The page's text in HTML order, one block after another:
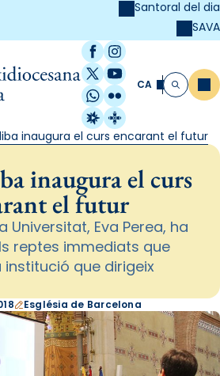
Santoral del dia
SAVA
Facebook
Instagram
X / Twitter
YouTube
WhatsApp
Flickr
Radio Estel
Catalunya
CA Cerca
inaugura el curs encarant el futur
inaugura el curs
el futur
Universitat, Eva Perea, ha
reptes immediats que
que dirigeix
Església de Barcelona